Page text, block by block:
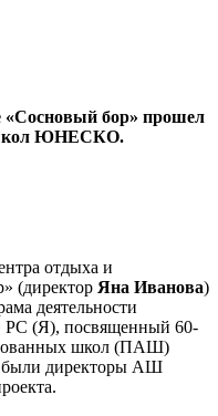
бор» прошел
школ ЮНЕСКО.
отдыха и
(директор Яна Иванова)
деятельности
(Я), посвященный 60-
школ (ПАШ)
директоры АШ